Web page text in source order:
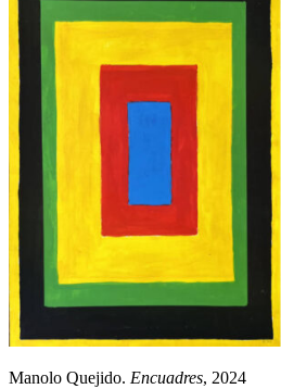
Manolo Quejido. Encuadres, 2024